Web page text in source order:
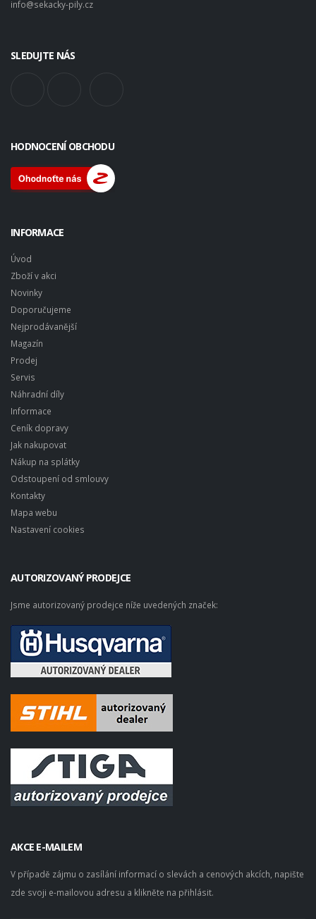
info@sekacky-pily.cz
SLEDUJTE NÁS
HODNOCENÍ OBCHODU
INFORMACE
Úvod
Zboží v akci
Novinky
Doporučujeme
Nejprodávanější
Magazín
Prodej
Servis
Náhradní díly
Informace
Ceník dopravy
Jak nakupovat
Nákup na splátky
Odstoupení od smlouvy
Kontakty
Mapa webu
Nastavení cookies
AUTORIZOVANÝ PRODEJCE
Jsme autorizovaný prodejce níže uvedených značek:
AKCE E-MAILEM
V případě zájmu o zasílání informací o slevách a cenových akcích, napište
zde svoji e-mailovou adresu a klikněte na přihlásit.